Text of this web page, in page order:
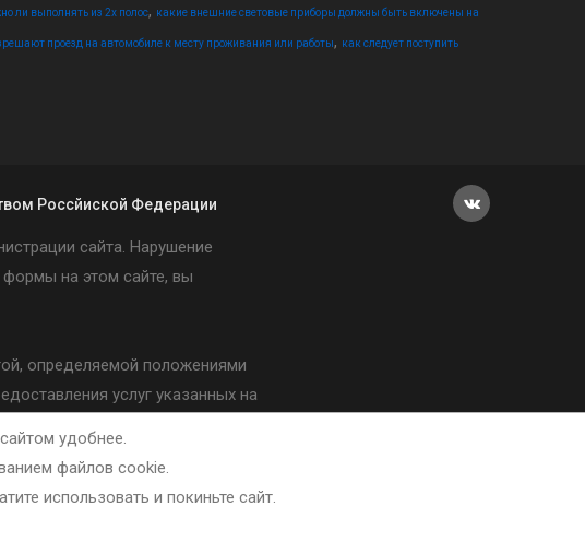
ли выполнять из 2х полос, какие внешние световые приборы должны быть включены на
проезд на автомобиле к месту проживания или работы, как следует поступить
Россйиской Федерации
сайта. Нарушение
на этом сайте, вы
определяемой положениями
услуг указанных на
удобнее.
файлов cookie.
использовать и покиньте сайт.